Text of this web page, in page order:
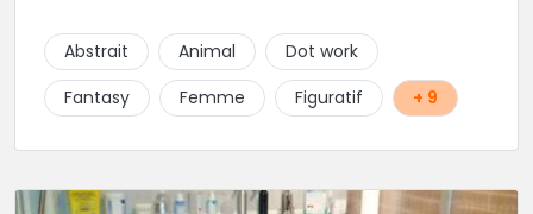
client. Les séances de tatouage se font en musique
et dans une ambiance décontractée.
Abstrait Animal
Dot work
Fantasy
Femme Figuratif + 9